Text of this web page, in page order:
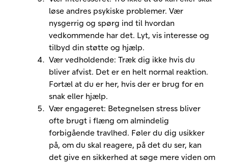
løse andres psykiske problemer. Vær
nysgerrig og spørg ind til hvordan
vedkommende har det. Lyt, vis interesse og
tilbyd din støtte og hjælp.
Vær vedholdende: Træk dig ikke hvis du
bliver afvist. Det er en helt normal reaktion.
Fortæl at du er her, hvis der er brug for en
snak eller hjælp.
Vær engageret: Betegnelsen stress bliver
ofte brugt i flæng om almindelig
forbigående travlhed. Føler du dig usikker
på, om du skal reagere, på det du ser, kan
det give en sikkerhed at søge mere viden om